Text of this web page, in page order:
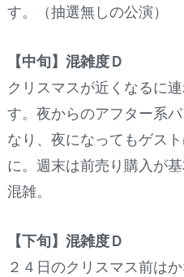
す。（抽選無しの公演）
【中旬】混雑度Ｄ
クリスマスが近くなるに
す。夜からのアフター系
なり、夜になってもゲス
に。週末は前売り購入が
混雑。
【下旬】混雑度Ｄ
２４日のクリスマス前は